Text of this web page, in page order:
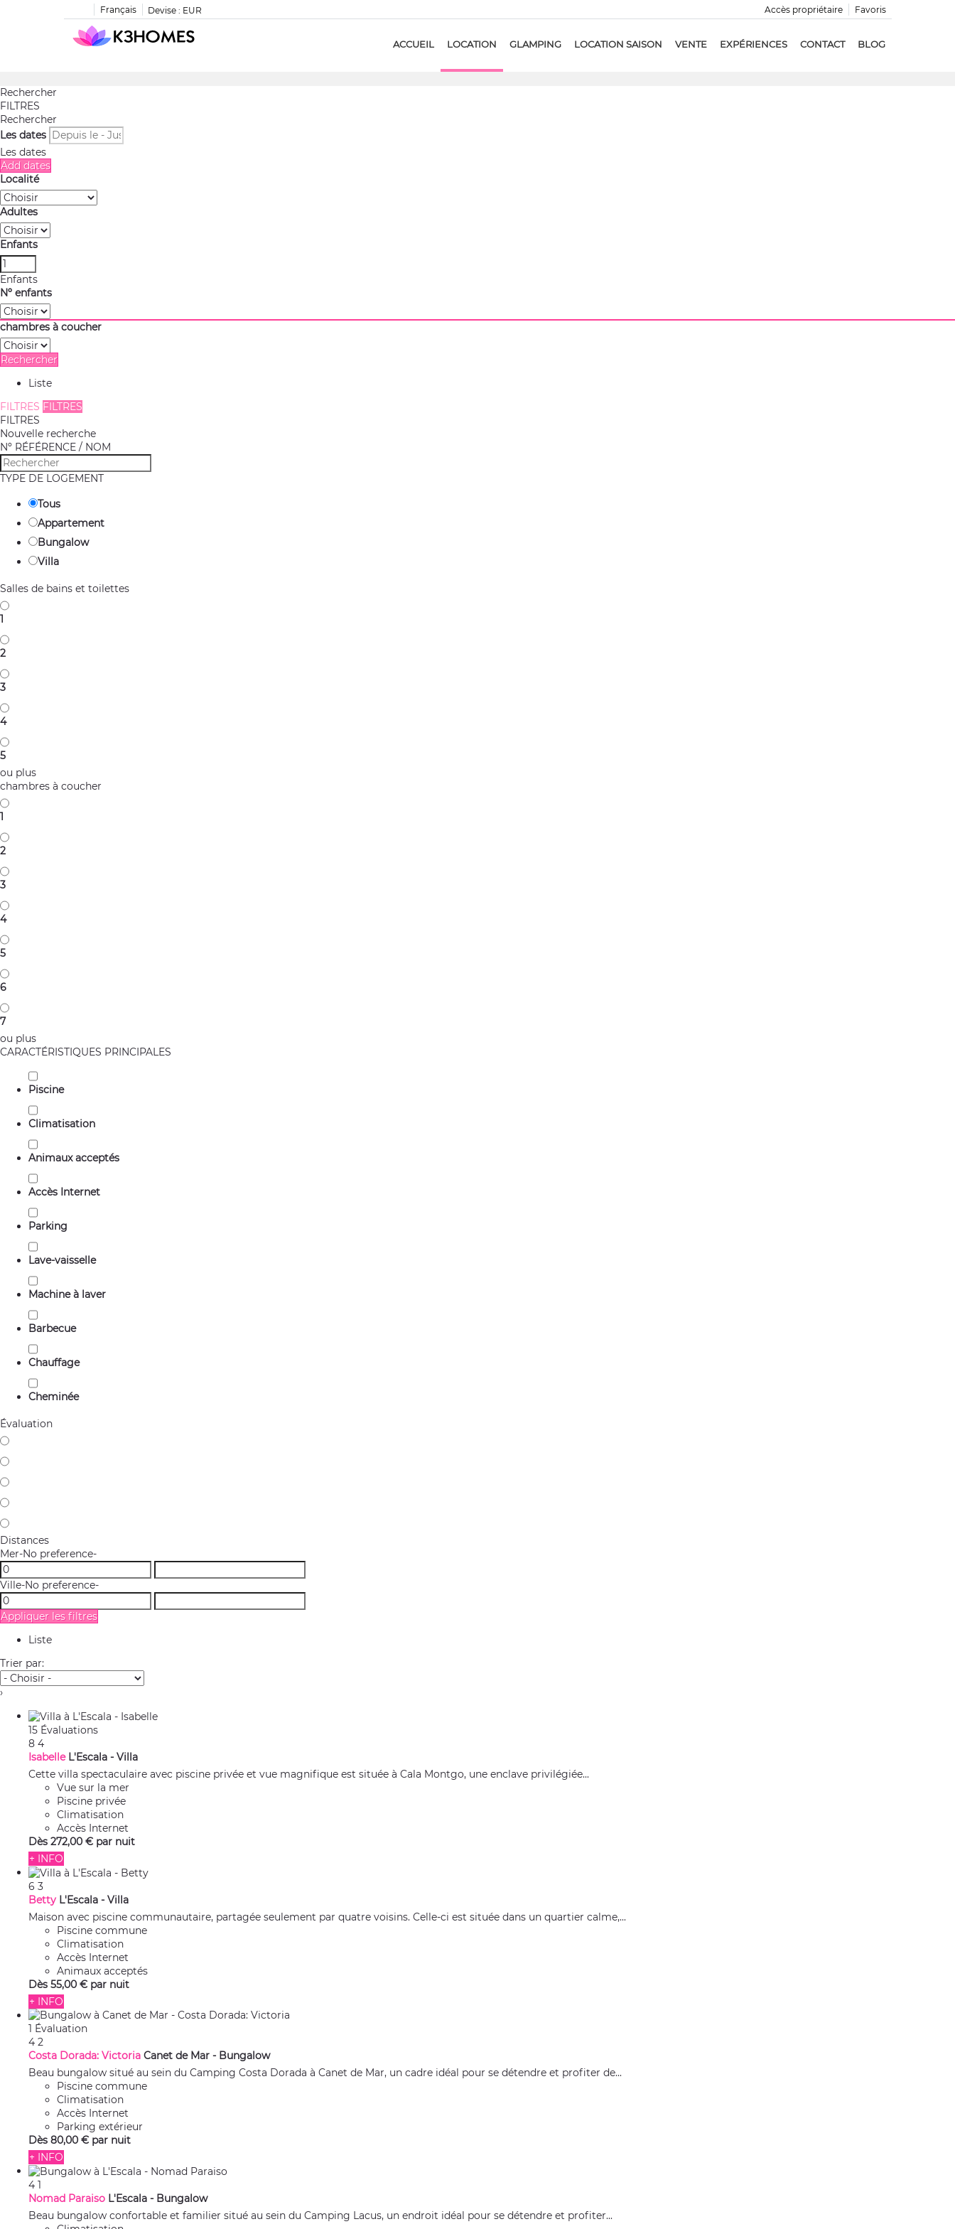
Français Devise : EUR Favoris
Accès propriétaire
ACCUEIL LOCATION GLAMPING LOCATION SAISON VENTE EXPÉRIENCES CONTACT BLOG
Rechercher
FILTRES
Rechercher
Les dates
Les dates
Add dates
Localité
Adultes
Enfants
Enfants
Nº enfants
chambres à coucher
Rechercher
Liste
FILTRES FILTRES
FILTRES
Nouvelle recherche
Nº RÉFÉRENCE / NOM
TYPE DE LOGEMENT
Tous
Appartement
Bungalow
Villa
Salles de bains et toilettes
1
2
3
4
5
ou plus
chambres à coucher
1
2
3
4
5
6
7
ou plus
CARACTÉRISTIQUES PRINCIPALES
Piscine
Climatisation
Animaux acceptés
Accès Internet
Parking
Lave-vaisselle
Machine à laver
Barbecue
Chauffage
Cheminée
Évaluation
Distances
Mer-No preference-
Ville-No preference-
Appliquer les filtres
Liste
Trier par:
›
15 Évaluations
8 4
Isabelle L'Escala - Villa
Cette villa spectaculaire avec piscine privée et vue magnifique est située à Cala Montgo, une enclave privilégiée...
Vue sur la mer
Piscine privée
Climatisation
Accès Internet
Dès 272,00 € par nuit
+ INFO
6 3
Betty L'Escala - Villa
Maison avec piscine communautaire, partagée seulement par quatre voisins. Celle-ci est située dans un quartier calme,...
Piscine commune
Climatisation
Accès Internet
Animaux acceptés
Dès 55,00 € par nuit
+ INFO
1 Évaluation
4 2
Costa Dorada: Victoria Canet de Mar - Bungalow
Beau bungalow situé au sein du Camping Costa Dorada à Canet de Mar, un cadre idéal pour se détendre et profiter de...
Piscine commune
Climatisation
Accès Internet
Parking extérieur
Dès 80,00 € par nuit
+ INFO
4 1
Nomad Paraiso L'Escala - Bungalow
Beau bungalow confortable et familier situé au sein du Camping Lacus, un endroit idéal pour se détendre et profiter...